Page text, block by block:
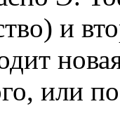
и
или